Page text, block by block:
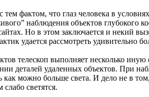
тем фактом, что глаз человека в
наблюдения объектов глубокого
Но в этом заключается и некий
удается рассмотреть удивительно
телескоп выполняет несколько
деталей удаленных объектов. При
как можно больше света. И дело не в
светятся.